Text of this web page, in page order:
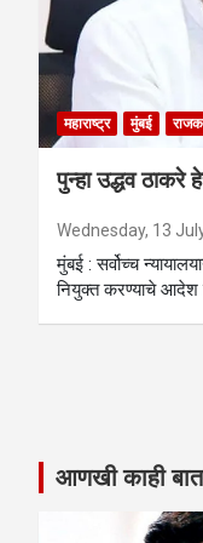
महाराष्ट्र मुंबई
पुन्हा उद्धव
Wednesday, 13
मुंबई : सर्वोच्च
नियुक्त करण्याचे आदेश
आणखी काही